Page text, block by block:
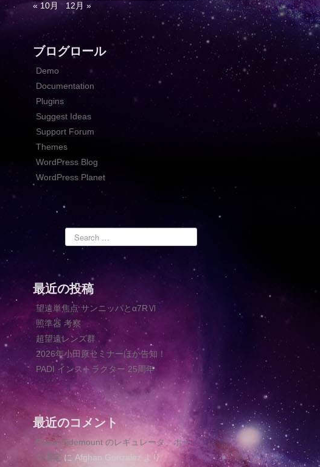
« 10月
12月 »
ブログロール
Demo
Documentation
Plugins
Suggest Ideas
Support Forum
Themes
WordPress Blog
WordPress Planet
最近の投稿
望遠単焦点 サンニッパとα7RⅥ
照準器 考察
超望遠レンズ群
2026年小田原セミナーほか告知！
PADI インストラクター 25周年
最近のコメント
Razor Sidemount のレギュレータ、ホー
ス選定 にAfghan Gonzalez より